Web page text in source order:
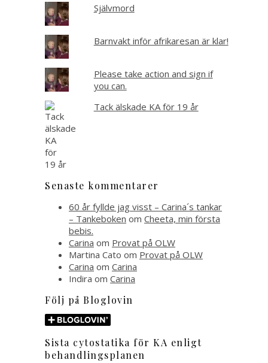
Självmord
Barnvakt inför afrikaresan är klar!
Please take action and sign if
you can.
Tack älskade KA för 19 år
Senaste kommentarer
60 år fyllde jag visst – Carina´s tankar
– Tankeboken om Cheeta, min första
bebis.
Carina om Provat på OLW
Martina Cato om Provat på OLW
Carina om Carina
Indira om Carina
Följ på Bloglovin
Sista cytostatika för KA enligt
behandlingsplanen